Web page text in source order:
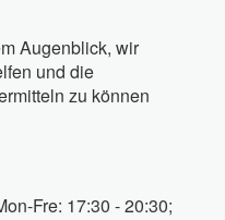
Augenblick, wir
und die
zu können
Fre: 17:30 - 20:30;